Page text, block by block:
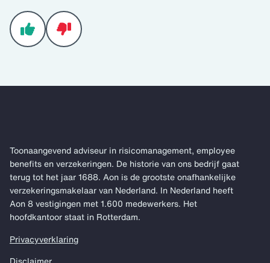
Toonaangevend adviseur in risicomanagement, employee
benefits en verzekeringen. De historie van ons bedrijf gaat
terug tot het jaar 1688. Aon is de grootste onafhankelijke
verzekeringsmakelaar van Nederland. In Nederland heeft
Aon 8 vestigingen met 1.600 medewerkers. Het
hoofdkantoor staat in Rotterdam.
Privacyverklaring